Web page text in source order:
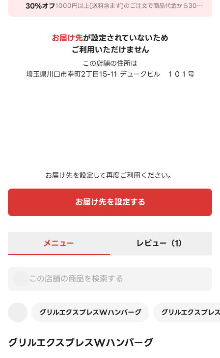
30%オフ1000円以上(送料含まず)のご注文で商品代金から30％
お届け先が設定されていないため
ご利用いただけません
この店舗の住所は
埼玉県川口市幸町2丁目15-11 デュークビル １０１号
お届け先を設定して再度ご利用ください。
お届け先を設定する
メニュー レビュー（1）
グリルエクスプレスWハンバーグ グリルエクスプレ
グリルエクスプレスWハンバーグ